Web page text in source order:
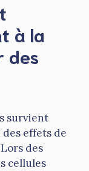
à la
des
survient
effets de
des
cellules